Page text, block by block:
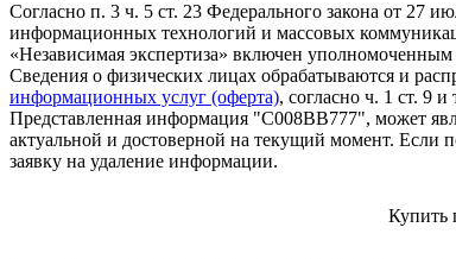
Согласно п. 3 ч. 5 ст. 23 Федерального закона от 27
информационных технологий и массовых
«Независимая экспертиза» включен
Сведения о физических лицах обрабатываются и
информационных услуг (оферта), согласно ч. 1 ст. 9
Представленная информация "С008ВВ777", может
актуальной и достоверной на текущий момент. Если
заявку на удаление информации.
Купить